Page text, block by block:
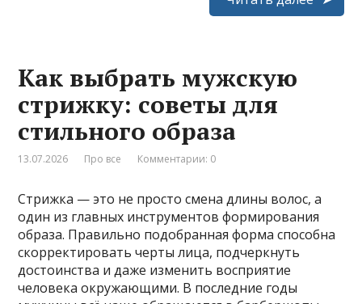
Как выбрать мужскую
стрижку: советы для
стильного образа
13.07.2026 Про все Комментарии: 0
Стрижка — это не просто смена длины волос, а
один из главных инструментов формирования
образа. Правильно подобранная форма способна
скорректировать черты лица, подчеркнуть
достоинства и даже изменить восприятие
человека окружающими. В последние годы